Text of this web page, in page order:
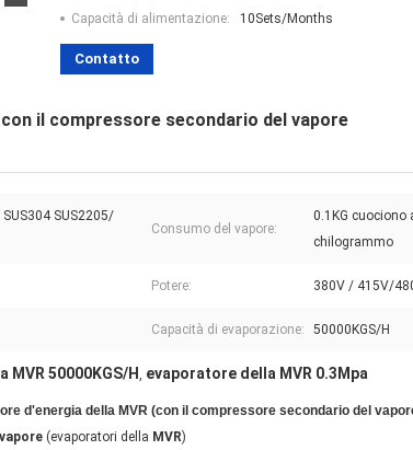
Capacità di alimentazione:
10Sets/Months
Contatto
con il compressore secondario del vapore
SUS2205/
Consumo del vapore:
0.1KG cuociono
chilogrammo
Potere: 380V / 415V/
Capacità di evaporazione: 50000KGS/H
MVR 50000KGS/H , evaporatore della MVR 0.3Mpa
d'energia della MVR (con il compressore secondario del
(evaporatori della MVR)